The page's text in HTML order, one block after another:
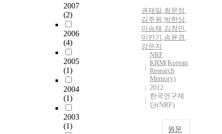
2007
(2)
2006
(4)
2005
(1)
2004
(1)
2003
(1)
권재일 ,최문정 ,
김주원 ,박한상,
이승재 ,김창민 ,
이만기 ,송윤경 ,
강은지
NRF
KRM(Korean
Research
Memory)
2012
한국연구재
단(NRF)
원문